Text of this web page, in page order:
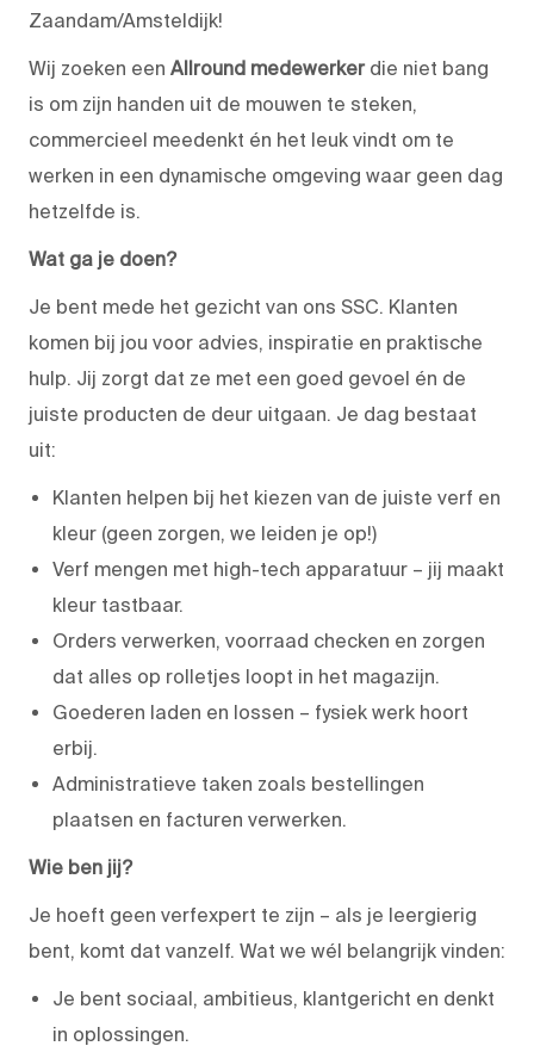
Zaandam/Amsteldijk!
Wij zoeken een Allround medewerkerdie niet bang
is om zijn handen uit de mouwen te steken,
commercieel meedenkt én het leuk vindt om te
werken in een dynamische omgeving waar geen dag
hetzelfde is.
Wat ga je doen?
Je bent mede het gezicht van ons SSC. Klanten
komen bij jou voor advies, inspiratie en praktische
hulp. Jij zorgt dat ze met een goed gevoel én de
juiste producten de deur uitgaan. Je dag bestaat
uit:
Klanten helpen bij het kiezen van de juiste verf en
kleur (geen zorgen, we leiden je op!)
Verf mengen met high-tech apparatuur – jij maakt
kleur tastbaar.
Orders verwerken, voorraad checken en zorgen
dat alles op rolletjes loopt in het magazijn.
Goederen laden en lossen – fysiek werk hoort
erbij.
Administratieve taken zoals bestellingen
plaatsen en facturen verwerken.
Wie ben jij?
Je hoeft geen verfexpert te zijn – als je leergierig
bent, komt dat vanzelf. Wat we wél belangrijk vinden:
Je bent sociaal, ambitieus, klantgericht en denkt
in oplossingen.